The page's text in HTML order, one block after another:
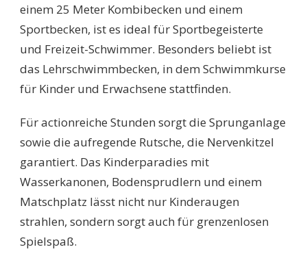
einem 25 Meter Kombibecken und einem
Sportbecken, ist es ideal für Sportbegeisterte
und Freizeit-Schwimmer. Besonders beliebt ist
das Lehrschwimmbecken, in dem Schwimmkurse
für Kinder und Erwachsene stattfinden.
Für actionreiche Stunden sorgt die Sprunganlage
sowie die aufregende Rutsche, die Nervenkitzel
garantiert. Das Kinderparadies mit
Wasserkanonen, Bodensprudlern und einem
Matschplatz lässt nicht nur Kinderaugen
strahlen, sondern sorgt auch für grenzenlosen
Spielspaß.